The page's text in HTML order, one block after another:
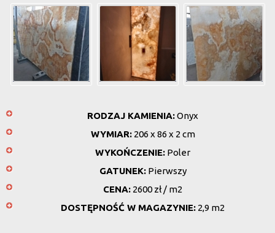
RODZAJ KAMIENIA:Onyx
WYMIAR:206 x 86 x 2 cm
WYKOŃCZENIE: Poler
GATUNEK:Pierwszy
CENA: 2600 zł / m2
DOSTĘPNOŚĆ W MAGAZYNIE: 2,9 m2